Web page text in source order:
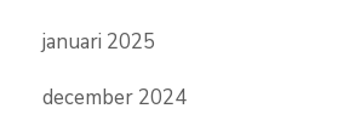
januari 2025
december 2024